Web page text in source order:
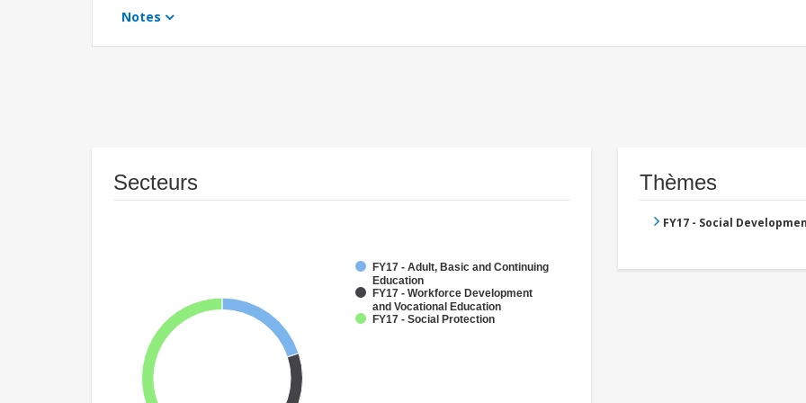
Notes
Secteurs
FY17 - Adult, Basic and Continuing
Education
FY17 - Workforce Development
and Vocational Education
FY17 - Social Protection
Thèmes
FY17 - Social